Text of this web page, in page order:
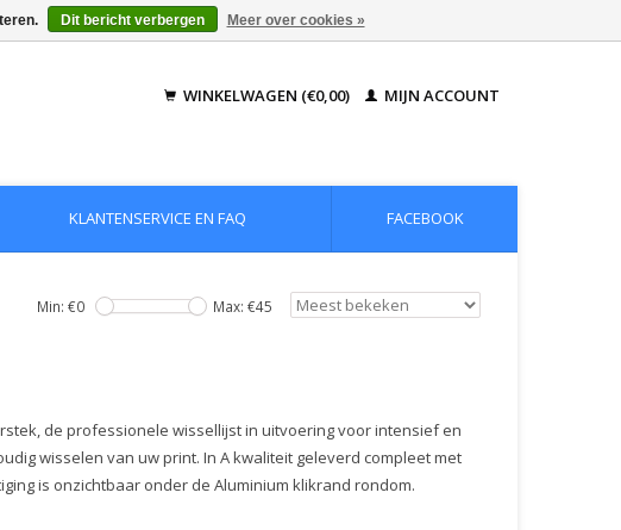
WINKELWAGEN (€0,00) MIJN ACCOUNT
KLANTENSERVICE EN FAQ FACEBOOK
Min: €0 Max: €45
de professionele wissellijst in uitvoering voor intensief en
wisselen van uw print. In A kwaliteit geleverd compleet met
is onzichtbaar onder de Aluminium klikrand rondom.
Dit bericht verbergen Meer over cookies »